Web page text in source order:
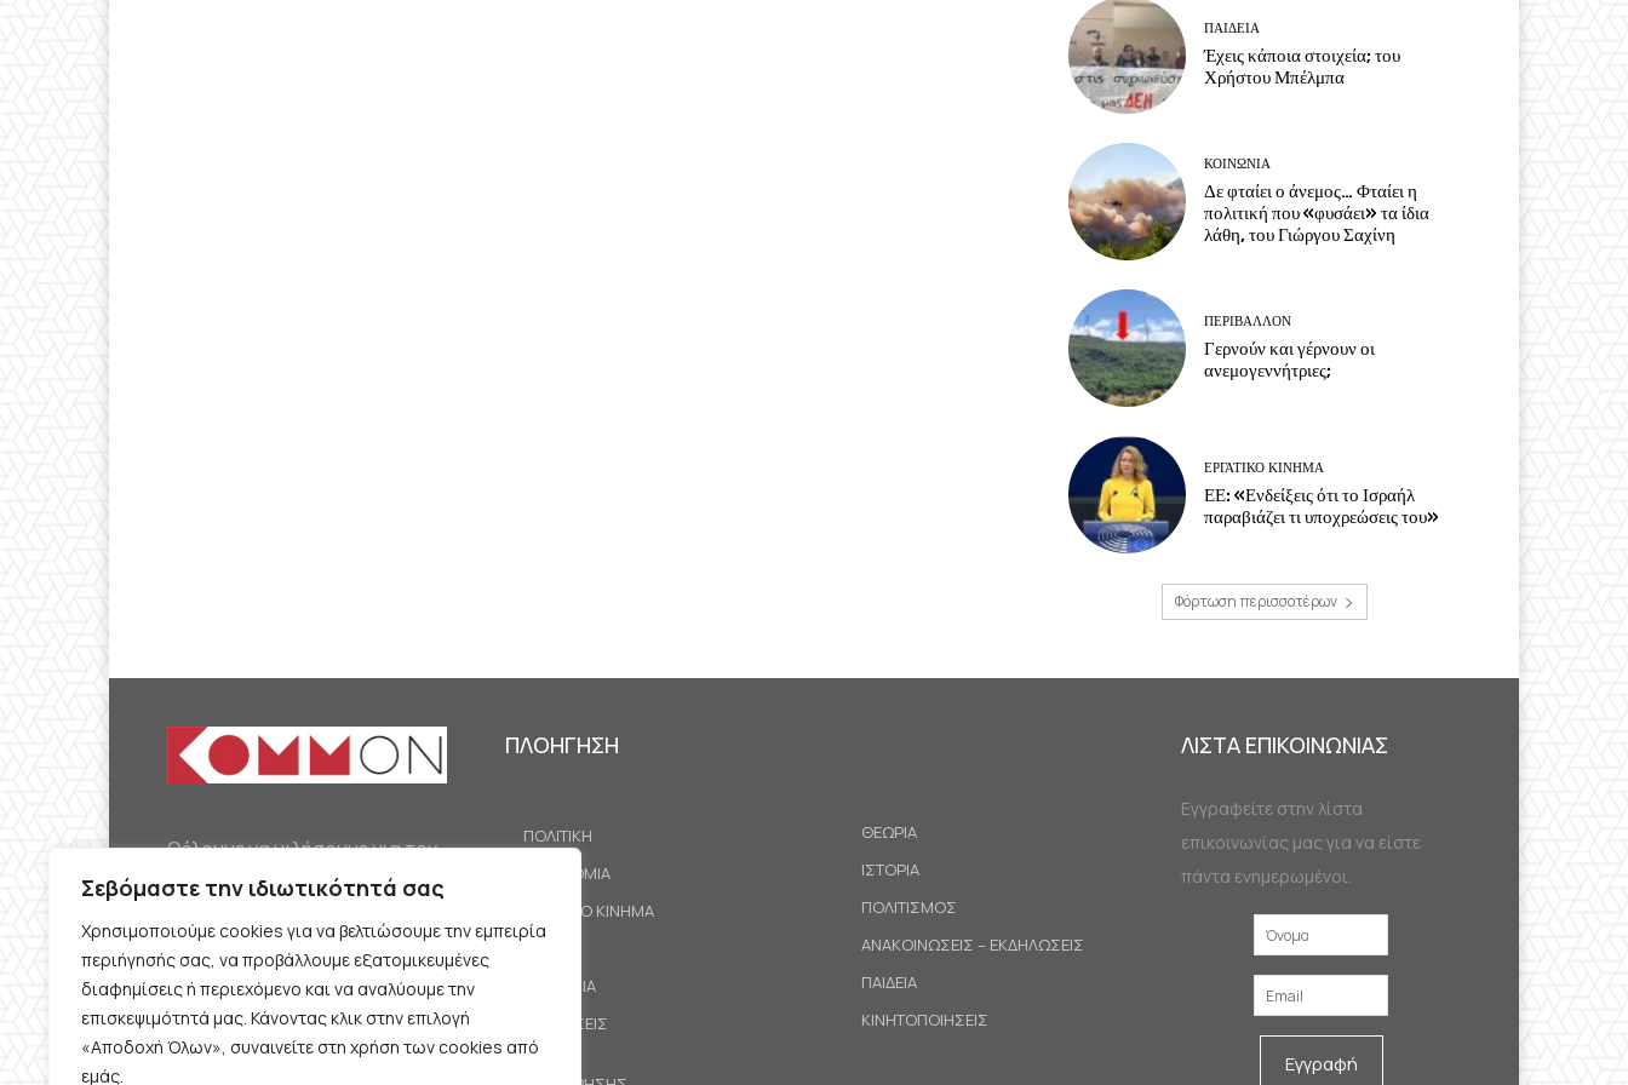
Σεβόμαστε την ιδιωτικότητά σας
Χρησιμοποιούμε cookies για να βελτιώσουμε την εμπειρία
περιήγησής σας, να προβάλλουμε εξατομικευμένες
διαφημίσεις ή περιεχόμενο και να αναλύουμε την
επισκεψιμότητά μας. Κάνοντας κλικ στην επιλογή
«Αποδοχή Όλων», συναινείτε στη χρήση των cookies από
εμάς.
ΠΑΙΔΕΙΑ
Έχεις κάποια στοιχεία; του
Χρήστου Μπέλμπα
ΚΟΙΝΩΝΙΑ
Δε φταίει ο άνεμος… Φταίει η
πολιτική που «φυσάει» τα ίδια
λάθη, του Γιώργου Σαχίνη
ΠΕΡΙΒΆΛΛΟΝ
Γερνούν και γέρνουν οι
ανεμογεννήτριες;
ΕΡΓΑΤΙΚΟ ΚΙΝΗΜΑ
ΕΕ: «Ενδείξεις ότι το Ισραήλ
παραβιάζει τι υποχρεώσεις του»
Φόρτωση περισσοτέρων
Θέλουμε να μιλήσουμε για τον
κομμουνισμό της εποχής μας,
την αναγκαία αλλά όχι
δεδομένη προοπτική.
Θέλουμε να μιλήσουμε
ταυτόχρονα για την
καθημερινή επιβίωση και τον
ΠΛΟΗΓΗΣΗ
ΠΟΛΙΤΙΚΗ
ΟΙΚΟΝΟΜΙΑ
ΕΡΓΑΤΙΚΟ ΚΙΝΗΜΑ
ΚΟΙΝΩΝΙΑ
ΠΡΟΤΑΣΕΙΣ
ΘΕΩΡΙΑ
ΙΣΤΟΡΙΑ
ΠΟΛΙΤΙΣΜΟΣ
ΑΝΑΚΟΙΝΩΣΕΙΣ – ΕΚΔΗΛΩΣΕΙΣ
ΠΑΙΔΕΙΑ
ΚΙΝΗΤΟΠΟΙΗΣΕΙΣ
ΛΙΣΤΑ ΕΠΙΚΟΙΝΩΝΙΑΣ
Εγγραφείτε στην λίστα
επικοινωνίας μας για να είστε
πάντα ενημερωμένοι.
Εγγραφή